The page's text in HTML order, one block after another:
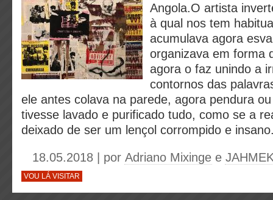
Angola.O artista
à qual nos tem
acumulava agora
organizava em forma
agora o faz unindo a
contornos das
ele antes colava na parede, agora pendura
tivesse lavado e purificado tudo, como se a
deixado de ser um lençol corrompido e
VOU LÁ VISITAR
18.05.2018 | por Adriano Mixinge e